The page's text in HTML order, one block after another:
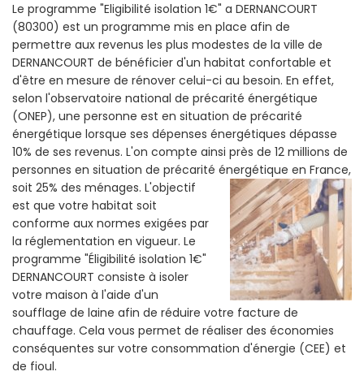
Le programme "Eligibilité isolation 1€" a DERNANCOURT
(80300) est un programme mis en place afin de
permettre aux revenus les plus modestes de la ville de
DERNANCOURT de bénéficier d'un habitat confortable et
d'être en mesure de rénover celui-ci au besoin. En effet,
selon l'observatoire national de précarité énergétique
(ONEP), une personne est en situation de précarité
énergétique lorsque ses dépenses énergétiques dépasse
10% de ses revenus. L'on compte ainsi près de 12 millions de
personnes en situation de précarité énergétique en France,
soit 25% des ménages. L'objectif
est que votre habitat soit
conforme aux normes exigées par
la réglementation en vigueur. Le
programme "Éligibilité isolation 1€"
DERNANCOURT consiste à isoler
votre maison à l'aide d'un
soufflage de laine afin de réduire votre facture de
chauffage. Cela vous permet de réaliser des économies
conséquentes sur votre consommation d'énergie (CEE) et
de fioul.